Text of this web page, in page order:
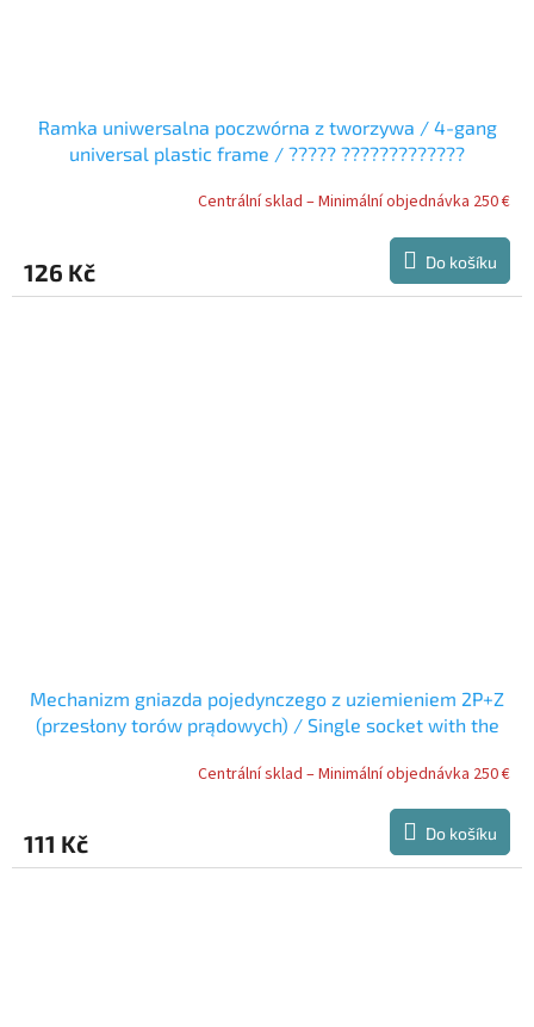
Ramka uniwersalna poczwórna z tworzywa / 4-gang
universal plastic frame / ????? ?????????????
Centrální sklad – Minimální objednávka 250 €
126 Kč Do košíku
Mechanizm gniazda pojedynczego z uziemieniem 2P+Z
(przesłony torów prądowych) / Single socket with the
protection/shutter) / ???????? ????????? ??????? ?
??????????? 2P+Z (? ????????? ????????)
Centrální sklad – Minimální objednávka 250 €
111 Kč Do košíku